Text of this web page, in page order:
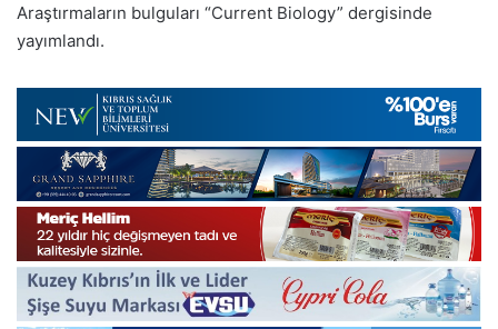
Araştırmaların bulguları “Current Biology” dergisinde
yayımlandı.